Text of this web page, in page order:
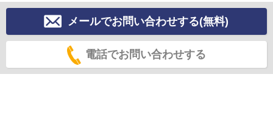
メールでお問い合わせする(無料)
電話でお問い合わせする